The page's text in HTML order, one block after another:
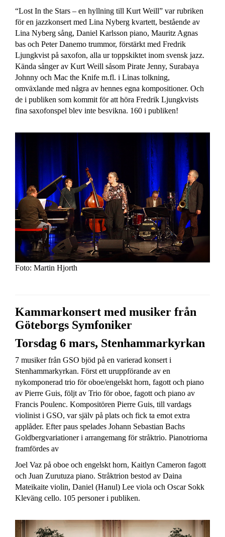
“Lost In the Stars – en hyllning till Kurt Weill” var rubriken
för en jazzkonsert med Lina Nyberg kvartett, bestående av
Lina Nyberg sång, Daniel Karlsson piano, Mauritz Agnas
bas och Peter Danemo trummor, förstärkt med Fredrik
Ljungkvist på saxofon, alla ur toppskiktet inom svensk jazz.
Kända sånger av Kurt Weill såsom Pirate Jenny, Surabaya
Johnny och Mac the Knife m.fl. i Linas tolkning,
omväxlande med några av hennes egna kompositioner. Och
de i publiken som kommit för att höra Fredrik Ljungkvists
fina saxofonspel blev inte besvikna. 160 i publiken!
Foto: Martin Hjorth
Kammarkonsert med musiker från
Göteborgs Symfoniker
Torsdag 6 mars, Stenhammarkyrkan
7 musiker från GSO bjöd på en varierad konsert i
Stenhammarkyrkan. Först ett uruppförande av en
nykomponerad trio för oboe/engelskt horn, fagott och piano
av Pierre Guis, följt av Trio för oboe, fagott och piano av
Francis Poulenc. Kompositören Pierre Guis, till vardags
violinist i GSO, var själv på plats och fick ta emot extra
applåder. Efter paus spelades Johann Sebastian Bachs
Goldbergvariationer i arrangemang för stråktrio. Pianotriorna
framfördes av
Joel Vaz på oboe och engelskt horn, Kaitlyn Cameron fagott
och Juan Zurutuza piano. Stråktrion bestod av Daina
Mateikaite violin, Daniel (Hanul) Lee viola och Oscar Sokk
Kleväng cello. 105 personer i publiken.